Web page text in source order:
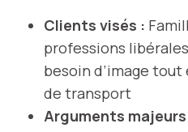
Clients visés :
professions
besoin d’image
de transport
Arguments majeurs